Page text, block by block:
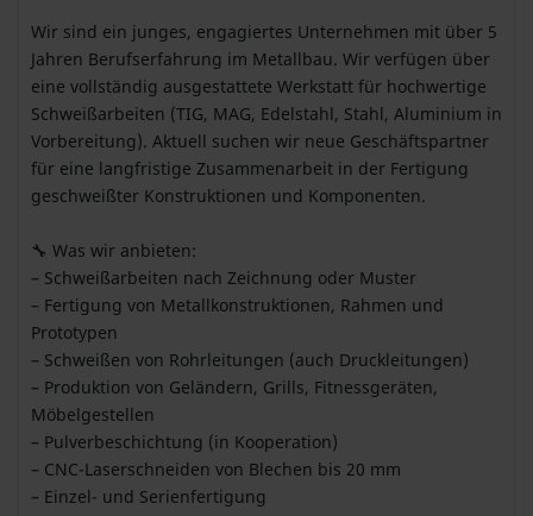
Wir sind ein junges, engagiertes Unternehmen mit über 5
Jahren Berufserfahrung im Metallbau. Wir verfügen über
eine vollständig ausgestattete Werkstatt für hochwertige
Schweißarbeiten (TIG, MAG, Edelstahl, Stahl, Aluminium in
Vorbereitung). Aktuell suchen wir neue Geschäftspartner
für eine langfristige Zusammenarbeit in der Fertigung
geschweißter Konstruktionen und Komponenten.
🔧 Was wir anbieten:
– Schweißarbeiten nach Zeichnung oder Muster
– Fertigung von Metallkonstruktionen, Rahmen und
Prototypen
– Schweißen von Rohrleitungen (auch Druckleitungen)
– Produktion von Geländern, Grills, Fitnessgeräten,
Möbelgestellen
– Pulverbeschichtung (in Kooperation)
– CNC-Laserschneiden von Blechen bis 20 mm
– Einzel- und Serienfertigung